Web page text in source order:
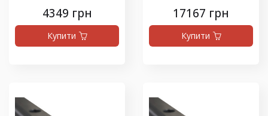
4349 грн
Купити
17167 грн
Купити